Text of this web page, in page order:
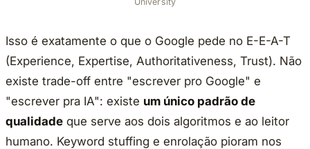
Isso é exatamente o que o Google pede no E-E-A-T
(Experience, Expertise, Authoritativeness, Trust). Não
existe trade-off entre "escrever pro Google" e
"escrever pra IA": existe um único padrão de
qualidade que serve aos dois algoritmos e ao leitor
humano. Keyword stuffing e enrolação pioram nos